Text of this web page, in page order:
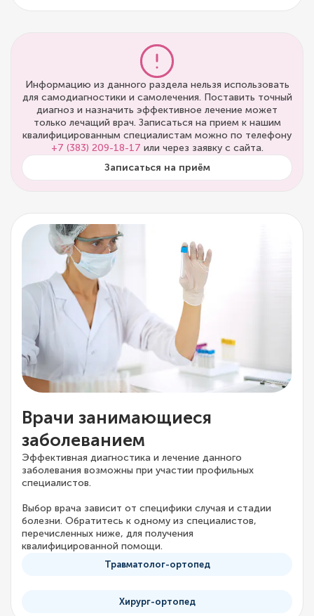
Информацию из данного раздела нельзя использовать
для самодиагностики и самолечения. Поставить точный
диагноз и назначить эффективное лечение может
только лечащий врач. Записаться на прием к нашим
квалифицированным специалистам можно по телефону
+7 (383) 209-18-17 или через заявку с сайта.
Записаться на приём
Врачи занимающиеся
заболеванием
Эффективная диагностика и лечение данного
заболевания возможны при участии профильных
специалистов.
Выбор врача зависит от специфики случая и стадии
болезни. Обратитесь к одному из специалистов,
перечисленных ниже, для получения
квалифицированной помощи.
Травматолог-ортопед
Хирург-ортопед